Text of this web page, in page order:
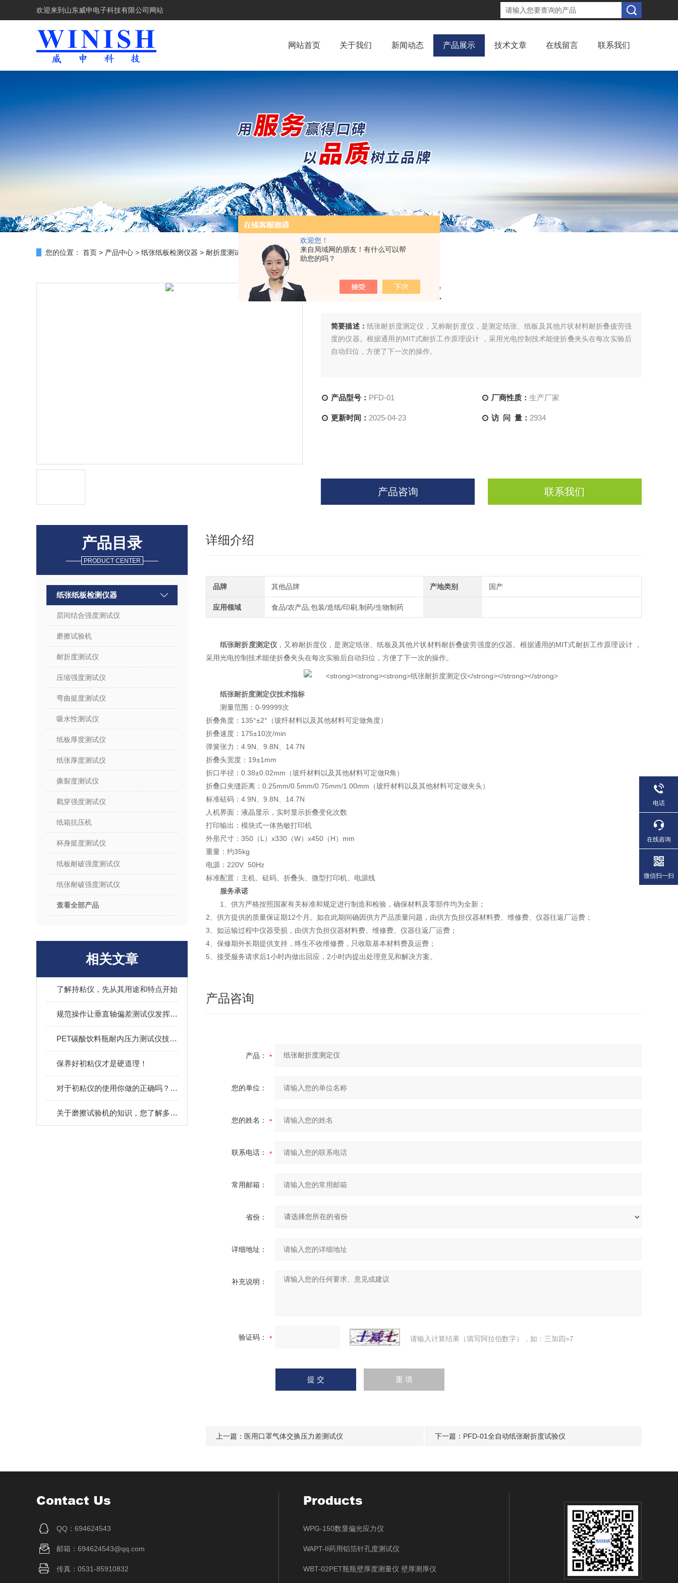
欢迎您！
来自局域网的朋友！有什么可以帮
助您的吗？
欢迎来到 山东威申电子科技有限公司网站
网站首页 关于我们 新闻动态 产品展示 技术文章 在线留言 联系我们
您的位置： 首页 > 产品中心 > 纸张纸板检测仪器 > 耐折度测试仪 > PFD-01纸张耐折度测定仪
纸张耐折度测定仪
简要描述： 纸张耐折度测定仪，又称耐折度仪，是测定纸张、纸板及其他片状材料耐折叠疲劳强
度的仪器。根据通用的MIT式耐折工作原理设计 ，采用光电控制技术能使折叠夹头在每次实验后
自动归位，方便了下一次的操作。
产品型号： PFD-01 厂商性质： 生产厂家
更新时间： 2025-04-23 访 问 量： 2934
产品咨询 联系我们
产品目录
PRODUCT CENTER
纸张纸板检测仪器
层间结合强度测试仪
磨擦试验机
耐折度测试仪
压缩强度测试仪
弯曲挺度测试仪
吸水性测试仪
纸板厚度测试仪
纸张厚度测试仪
撕裂度测试仪
戳穿强度测试仪
纸箱抗压机
杯身挺度测试仪
纸板耐破强度测试仪
纸张耐破强度测试仪
查看全部产品
相关文章
了解持粘仪，先从其用途和特点开始
规范操作让垂直轴偏差测试仪发挥实效
PET碳酸饮料瓶耐内压力测试仪技术介绍
保养好初粘仪才是硬道理！
对于初粘仪的使用你做的正确吗？看这里！
关于磨擦试验机的知识，您了解多少？
详细介绍
品牌 其他品牌 产地类别 国产
应用领域 食品/农产品,包装/造纸/印刷,制药/生物制药
纸张耐折度测定仪 ，又称耐折度仪，是测定纸张、纸板及其他片状材料耐折叠疲劳强度的仪器。根据通用的MIT式耐折工作原理设计 ，
采用光电控制技术能使折叠夹头在每次实验后自动归位，方便了下一次的操作。
纸张耐折度测定仪技术指标
测量范围：0-99999次
折叠角度：135°±2°（玻纤材料以及其他材料可定做角度）
折叠速度：175±10次/min
弹簧张力：4.9N、9.8N、14.7N
折叠头宽度：19±1mm
折口半径：0.38±0.02mm（玻纤材料以及其他材料可定做R角）
折叠口夹缝距离：0.25mm/0.5mm/0.75mm/1.00mm（玻纤材料以及其他材料可定做夹头）
标准砝码：4.9N、9.8N、14.7N
人机界面：液晶显示，实时显示折叠变化次数
打印输出：模块式一体热敏打印机
外形尺寸：350（L）x330（W）x450（H）mm
重量：约35kg
电源：220V 50Hz
标准配置：主机、砝码、折叠头、微型打印机、电源线
服务承诺
1、供方严格按照国家有关标准和规定进行制造和检验，确保材料及零部件均为全新；
2、供方提供的质量保证期12个月。如在此期间确因供方产品质量问题，由供方负担仪器材料费、维修费、仪器往返厂运费；
3、如运输过程中仪器受损，由供方负担仪器材料费、维修费、仪器往返厂运费；
4、保修期外长期提供支持，终生不收维修费，只收取基本材料费及运费；
5、接受服务请求后1小时内做出回应，2小时内提出处理意见和解决方案。
产品咨询
产品：
您的单位：
您的姓名：
联系电话：
常用邮箱：
省份：
详细地址：
补充说明：
验证码： 请输入计算结果（填写阿拉伯数字），如：三加四=7
上一篇： 医用口罩气体交换压力差测试仪 下一篇： PFD-01全自动纸张耐折度试验仪
Contact Us
QQ：694624543
邮箱：694624543@qq.com
传真：0531-85910832
Products
WPG-150数显偏光应力仪
WAPT-II药用铝箔针孔度测试仪
WBT-02PET瓶瓶壁厚度测量仪 壁厚测厚仪
电话
在线咨询
微信扫一扫